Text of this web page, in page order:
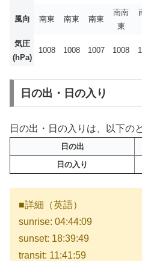
風向 南東 南東 南東
南南
東
気圧
(hPa)
1008 1008 1007 1008
日の出・日の入り
日の出・日の入りは、以下の
日の出
日の入り
■詳細（英語）
sunrise: 04:44:09
sunset: 18:39:49
transit: 11:41:59